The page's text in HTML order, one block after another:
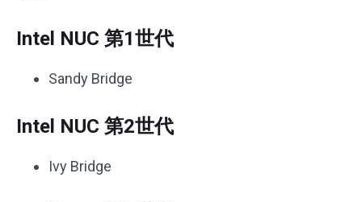
Intel NUC 第1世代
Sandy Bridge
Intel NUC 第2世代
Ivy Bridge